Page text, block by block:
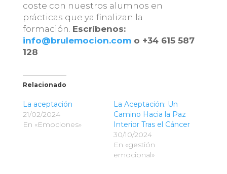
coste con nuestros alumnos en
prácticas que ya finalizan la
formación. Escríbenos:
info@brulemocion.como +34 615 587
128
Relacionado
La aceptación
21/02/2024
En «Emociones»
La Aceptación: Un
Camino Hacia la Paz
Interior Tras el Cáncer
30/10/2024
En «gestión
emocional»